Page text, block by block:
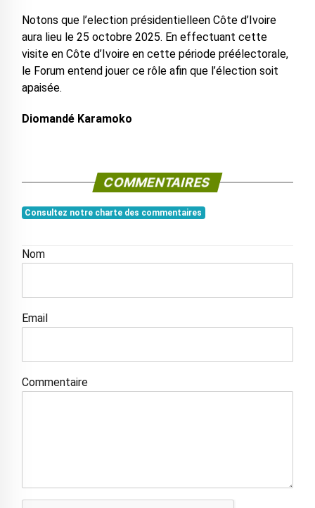
Notons que l’election présidentielleen Côte d’Ivoire
aura lieu le 25 octobre 2025. En effectuant cette
visite en Côte d’Ivoire en cette période préélectorale,
le Forum entend jouer ce rôle afin que l’élection soit
apaisée.
Diomandé Karamoko
COMMENTAIRES
Consultez notre charte des commentaires
Nom
Email
Commentaire